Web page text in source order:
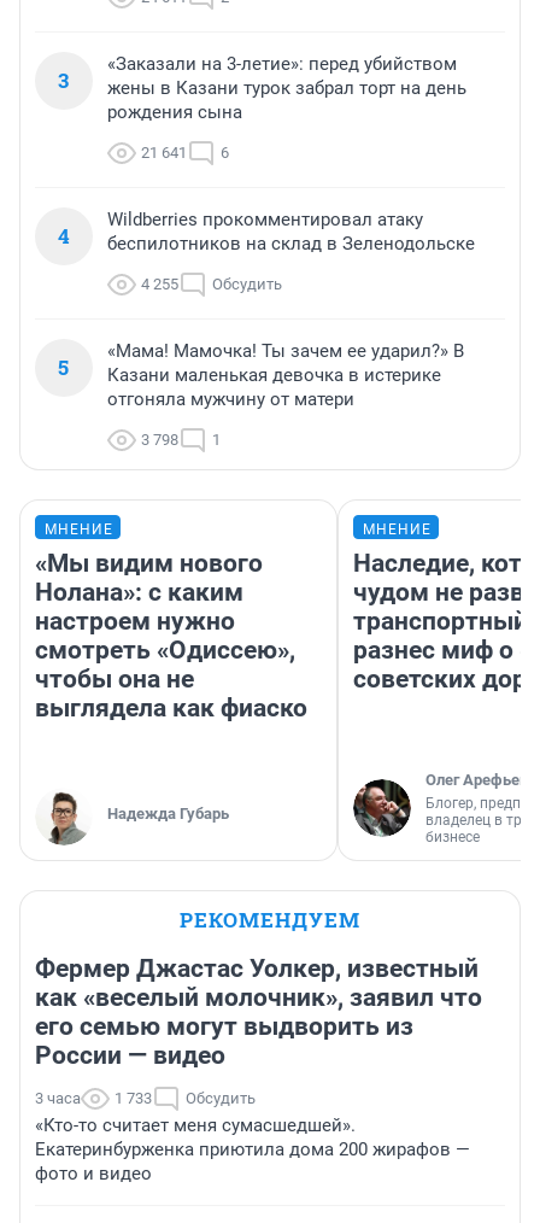
3
«Заказали на 3-летие»: перед убийством
жены в Казани турок забрал торт на день
рождения сына
21 641 6
4
Wildberries прокомментировал атаку
беспилотников на склад в Зеленодольске
4 255 Обсудить
5
«Мама! Мамочка! Ты зачем ее ударил?» В
Казани маленькая девочка в истерике
отгоняла мужчину от матери
3 798 1
МНЕНИЕ
«Мы видим нового
Нолана»: с каким
настроем нужно
смотреть «Одиссею»,
чтобы она не
выглядела как фиаско
Надежда Губарь
МНЕНИЕ
Наследие,
чудом не
транспортный
разнес миф о
советских
Олег Арефьев
Блогер,
владелец в
бизнесе
РЕКОМЕНДУЕМ
Фермер Джастас Уолкер, известный
как «веселый молочник», заявил что
его семью могут выдворить из
России — видео
3 часа 1 733 Обсудить
«Кто-то считает меня сумасшедшей».
Екатеринбурженка приютила дома 200 жирафов —
фото и видео